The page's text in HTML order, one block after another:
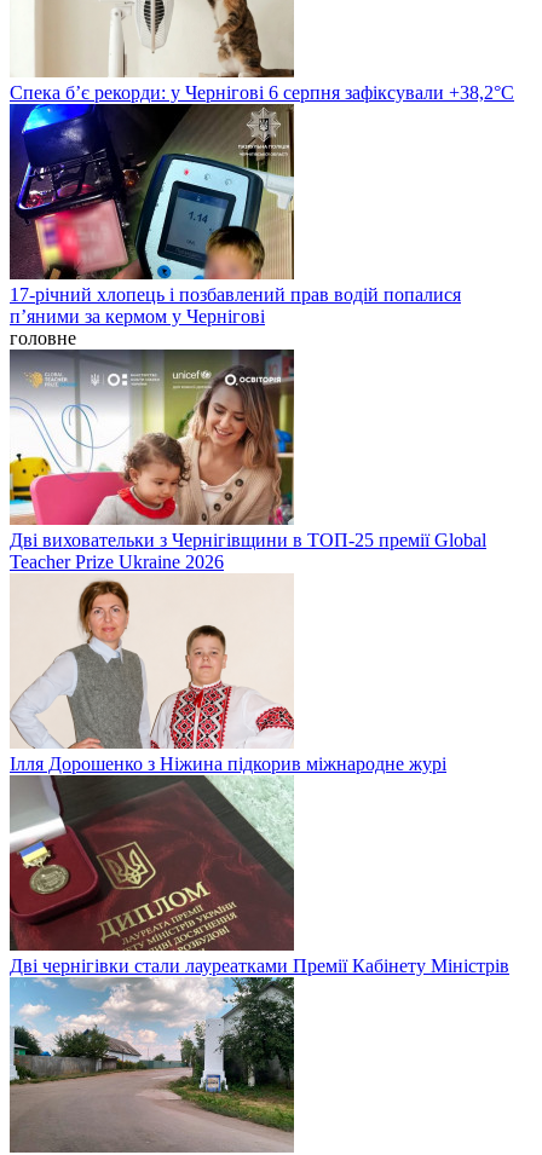
Спека б’є рекорди: у Чернігові 6 серпня зафіксували +38,2°С
17-річний хлопець і позбавлений прав водій попалися
п’яними за кермом у Чернігові
головне
Дві виховательки з Чернігівщини в ТОП-25 премії Global
Teacher Prize Ukraine 2026
Ілля Дорошенко з Ніжина підкорив міжнародне журі
Дві чернігівки стали лауреатками Премії Кабінету Міністрів